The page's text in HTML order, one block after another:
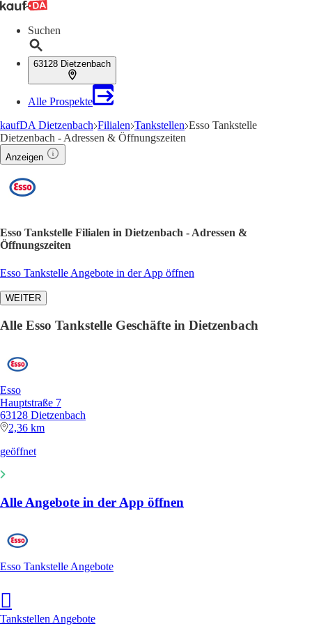
Suchen
63128 Dietzenbach
Alle Prospekte
kaufDA Dietzenbach Filialen Tankstellen Esso Tankstelle
Dietzenbach - Adressen & Öffnungszeiten
Anzeigen
Esso Tankstelle Filialen in Dietzenbach - Adressen &
Öffnungszeiten
Esso Tankstelle Angebote in der App öffnen
WEITER
Alle Esso Tankstelle Geschäfte in Dietzenbach
Esso
Hauptstraße 7
63128 Dietzenbach
2,36 km
geöffnet
Alle Angebote in der App öffnen
Esso Tankstelle Angebote
Tankstellen Angebote